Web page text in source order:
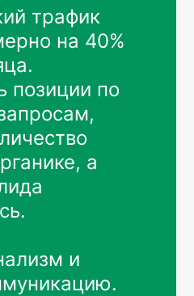
трафик
на 40%
позиции по
а
и